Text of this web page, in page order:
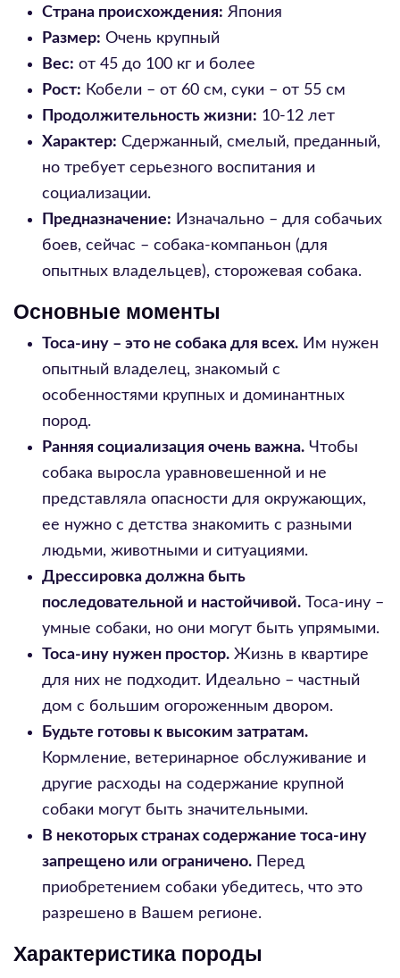
Страна происхождения: Япония
Размер: Очень крупный
Вес: от 45 до 100 кг и более
Рост: Кобели – от 60 см, суки – от 55 см
Продолжительность жизни: 10-12 лет
Характер: Сдержанный, смелый, преданный,
но требует серьезного воспитания и
социализации.
Предназначение: Изначально – для собачьих
боев, сейчас – собака-компаньон (для
опытных владельцев), сторожевая собака.
Основные моменты
Тоса-ину – это не собака для всех. Им нужен
опытный владелец, знакомый с
особенностями крупных и доминантных
пород.
Ранняя социализация очень важна. Чтобы
собака выросла уравновешенной и не
представляла опасности для окружающих,
ее нужно с детства знакомить с разными
людьми, животными и ситуациями.
Дрессировка должна быть
последовательной и настойчивой. Тоса-ину –
умные собаки, но они могут быть упрямыми.
Тоса-ину нужен простор. Жизнь в квартире
для них не подходит. Идеально – частный
дом с большим огороженным двором.
Будьте готовы к высоким затратам.
Кормление, ветеринарное обслуживание и
другие расходы на содержание крупной
собаки могут быть значительными.
В некоторых странах содержание тоса-ину
запрещено или ограничено. Перед
приобретением собаки убедитесь, что это
разрешено в Вашем регионе.
Характеристика породы